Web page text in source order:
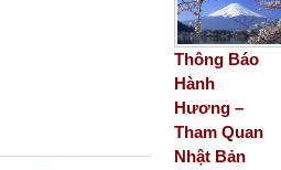
Thông Báo
Hành
Hương –
Tham Quan
Nhật Bản